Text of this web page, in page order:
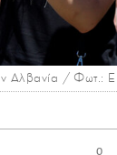
Αλβανία / Φωτ.:
0